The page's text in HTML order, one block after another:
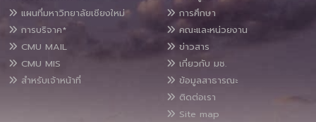
แผนที่มหาวิทยาลัยเชียงใหม่
การบริจาค*
CMU MAIL
CMU MIS
สำหรับเจ้าหน้าที่
การศึกษา
คณะและหน่วยงาน
ข่าวสาร
เกี่ยวกับ มช.
ข้อมูลสาธารณะ
ติดต่อเรา
Site map